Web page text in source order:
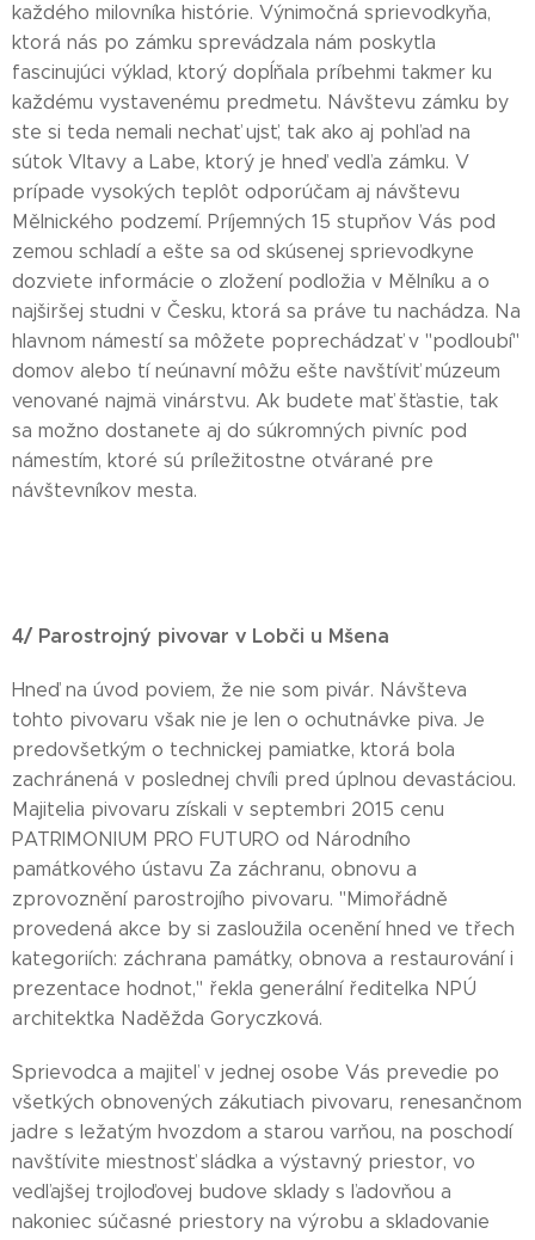
každého milovníka histórie. Výnimočná sprievodkyňa,
ktorá nás po zámku sprevádzala nám poskytla
fascinujúci výklad, ktorý dopĺňala príbehmi takmer ku
každému vystavenému predmetu. Návštevu zámku by
ste si teda nemali nechať ujsť, tak ako aj pohľad na
sútok Vltavy a Labe, ktorý je hneď vedľa zámku. V
prípade vysokých teplôt odporúčam aj návštevu
Mělnického podzemí. Príjemných 15 stupňov Vás pod
zemou schladí a ešte sa od skúsenej sprievodkyne
dozviete informácie o zložení podložia v Mělníku a o
najširšej studni v Česku, ktorá sa práve tu nachádza. Na
hlavnom námestí sa môžete poprechádzať v "podloubí"
domov alebo tí neúnavní môžu ešte navštíviť múzeum
venované najmä vinárstvu. Ak budete mať šťastie, tak
sa možno dostanete aj do súkromných pivníc pod
námestím, ktoré sú príležitostne otvárané pre
návštevníkov mesta.
4/ Parostrojný pivovar v Lobči u Mšena
Hneď na úvod poviem, že nie som pivár. Návšteva
tohto pivovaru však nie je len o ochutnávke piva. Je
predovšetkým o technickej pamiatke, ktorá bola
zachránená v poslednej chvíli pred úplnou devastáciou.
Majitelia pivovaru získali v septembri 2015 cenu
PATRIMONIUM PRO FUTURO od Národního
památkového ústavu Za záchranu, obnovu a
zprovoznění parostrojího pivovaru. "Mimořádně
provedená akce by si zasloužila ocenění hned ve třech
kategoriích: záchrana památky, obnova a restaurování i
prezentace hodnot," řekla generální ředitelka NPÚ
architektka Naděžda Goryczková.
Sprievodca a majiteľ v jednej osobe Vás prevedie po
všetkých obnovených zákutiach pivovaru, renesančnom
jadre s ležatým hvozdom a starou varňou, na poschodí
navštívite miestnosť sládka a výstavný priestor, vo
vedľajšej trojloďovej budove sklady s ľadovňou a
nakoniec súčasné priestory na výrobu a skladovanie